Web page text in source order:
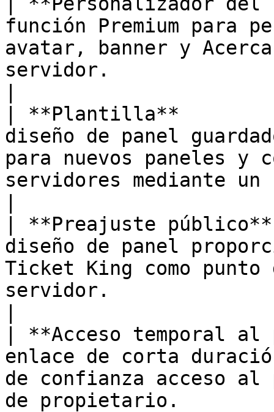
función Premium para
avatar, banner y
servidor.
| **Plantilla**
diseño de panel
para nuevos paneles y
servidores mediante un
| **Preajuste
diseño de panel
Ticket King como
servidor.
| **Acceso temporal
enlace de corta
de confianza acceso
de propietario.